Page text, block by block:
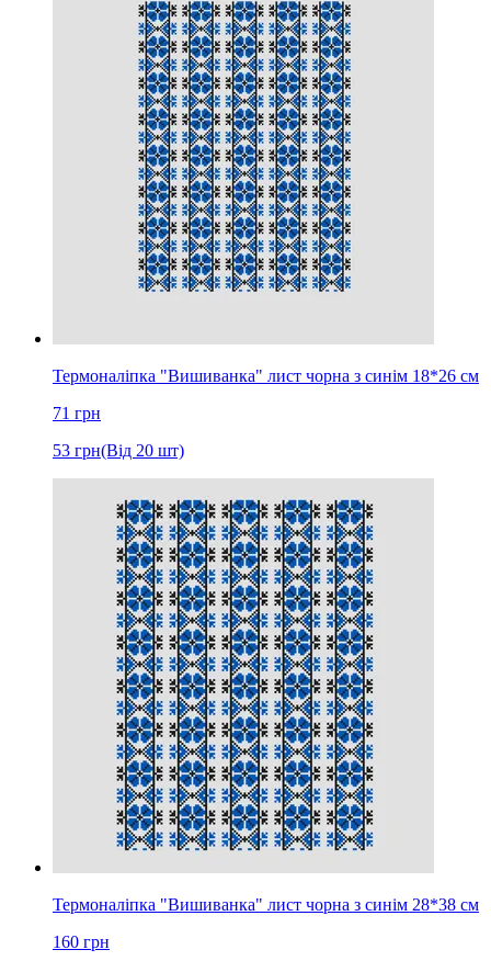
Термоналіпка "Вишиванка" лист чорна з синім 18*26 см
71 грн
53 грн(Від 20 шт)
Термоналіпка "Вишиванка" лист чорна з синім 28*38 см
160 грн